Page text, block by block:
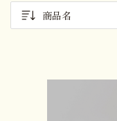
商品名